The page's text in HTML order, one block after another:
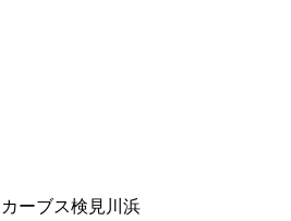
カーブス検見川浜